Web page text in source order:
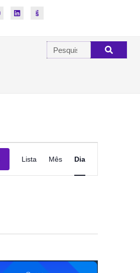
do
visual
Lista Mês Dia